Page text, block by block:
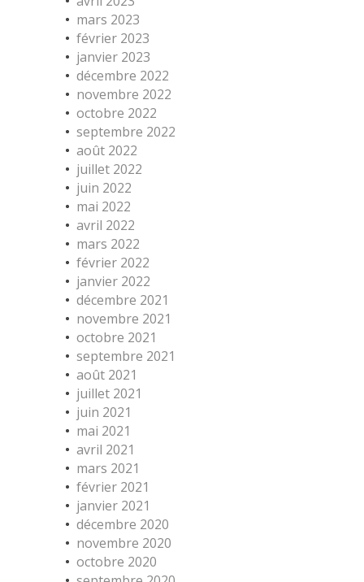
mars 2023
février 2023
janvier 2023
décembre 2022
novembre 2022
octobre 2022
septembre 2022
août 2022
juillet 2022
juin 2022
mai 2022
avril 2022
mars 2022
février 2022
janvier 2022
décembre 2021
novembre 2021
octobre 2021
septembre 2021
août 2021
juillet 2021
juin 2021
mai 2021
avril 2021
mars 2021
février 2021
janvier 2021
décembre 2020
novembre 2020
octobre 2020